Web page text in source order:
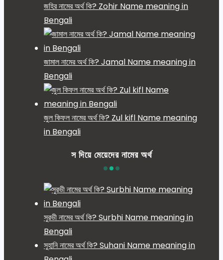
জহির নামের অর্থ কি? Zohir Name meaning in
Bengali
জামাল নামের অর্থ কি? Jamal Name meaning in
Bengali
জুল কিফল নামের অর্থ কি? Zul kifl Name meaning
in Bengali
স দিয়ে মেয়েদের নামের অর্থ
সুরভী নামের অর্থ কি? Surbhi Name meaning in
Bengali
সুহানি নামের অর্থ কি? Suhani Name meaning in